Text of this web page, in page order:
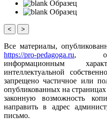
Образец
Образец
< >
Все материалы,
https://pro-pedagoga.ru,
информационным
интеллектуальной
запрещено частичное или
опубликованных на
законную возможность
направить в адрес
письмо.